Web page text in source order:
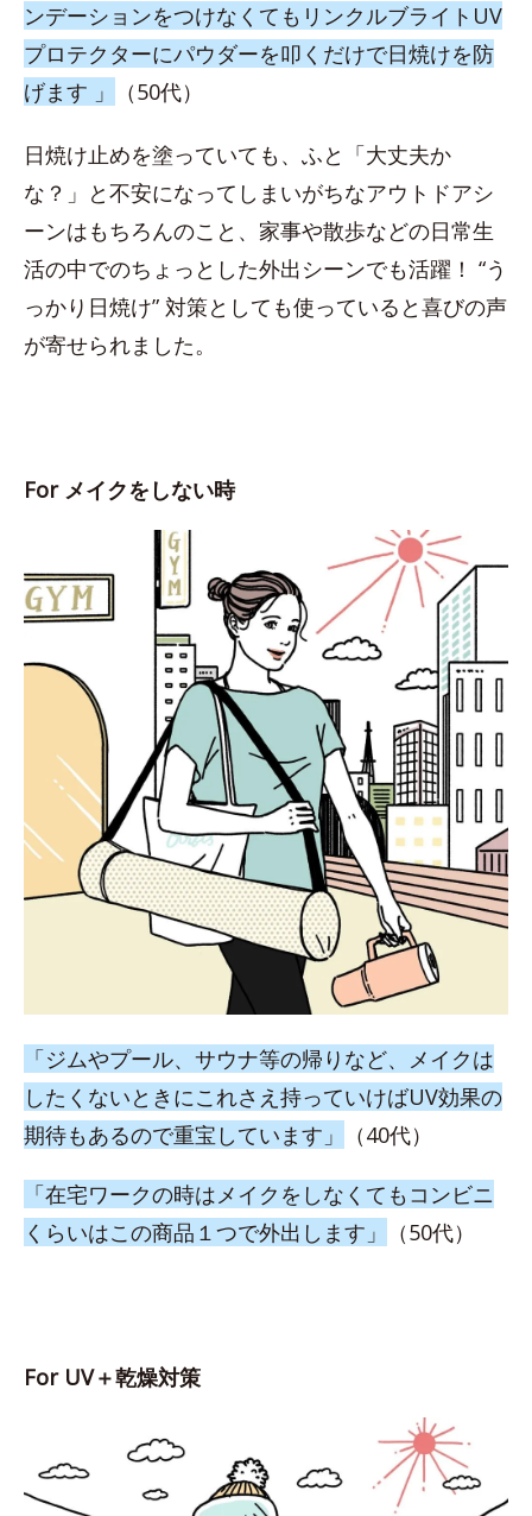
ンデーションをつけなくてもリンクルブライトUV
プロテクターにパウダーを叩くだけで日焼けを防
げます 」
（50代）
日焼け止めを塗っていても、ふと「大丈夫か
な？」と不安になってしまいがちなアウトドアシ
ーンはもちろんのこと、家事や散歩などの日常生
活の中でのちょっとした外出シーンでも活躍！ “う
っかり日焼け” 対策としても使っていると喜びの声
が寄せられました。
For メイクをしない時
「ジムやプール、サウナ等の帰りなど、メイクは
したくないときにこれさえ持っていけばUV効果の
期待もあるので重宝しています」
（40代）
「在宅ワークの時はメイクをしなくてもコンビニ
くらいはこの商品１つで外出します」
（50代）
For UV＋乾燥対策